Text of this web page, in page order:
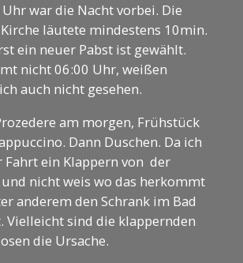
war die Nacht vorbei. Die
läutete mindestens 10min.
ein neuer Pabst ist gewählt.
nicht 06:00 Uhr, weißen
auch nicht gesehen.
am morgen, Frühstück
Dann Duschen. Da ich
Fahrt ein Klappern von der
nicht weis wo das herkommt
anderem den Schrank im Bad
Vielleicht sind die klappernden
die Ursache.